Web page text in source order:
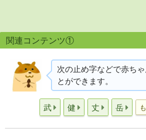
関連コンテンツ①
次の止め字などで赤ち
とができます。
武 健 丈 岳